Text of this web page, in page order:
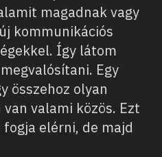
magadnak vagy
kommunikációs
Így látom
Egy
összehoz olyan
valami közös. Ezt
elérni, de majd